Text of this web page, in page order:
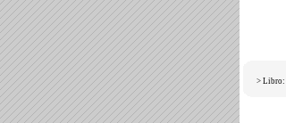
> Libro: